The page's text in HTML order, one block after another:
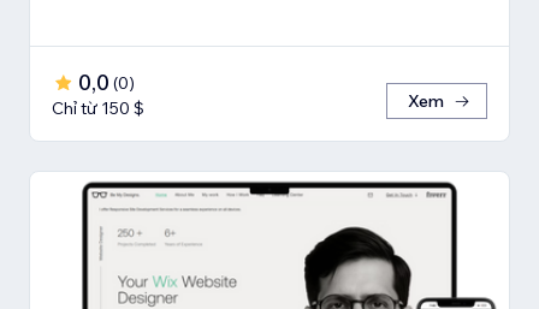
0,0 (0)
Chỉ từ 150 $
Xem